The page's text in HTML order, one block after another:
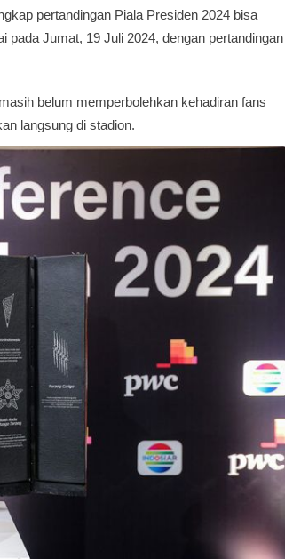
pertandingan Piala Presiden 2024 bisa
pada Jumat, 19 Juli 2024, dengan pertandingan
belum memperbolehkan kehadiran fans
langsung di stadion.